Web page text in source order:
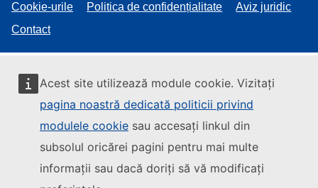
Acest site utilizează module cookie. Vizitați
pagina noastră dedicată politicii privind
modulele cookie sau accesați linkul din
subsolul oricărei pagini pentru mai multe
informații sau dacă doriți să vă modificați
Cookie-urile
Politica de confidențialitate
Aviz juridic
Contact